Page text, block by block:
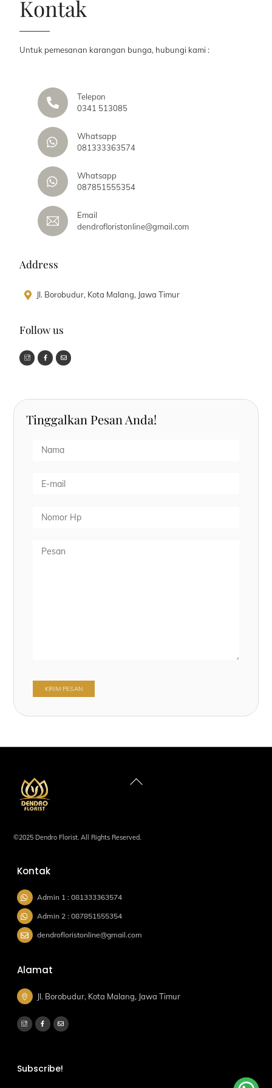
Kontak
Untuk pemesanan karangan bunga, hubungi kami :
Telepon
0341 513085
Whatsapp
081333363574
Whatsapp
087851555354
Email
dendrofloristonline@gmail.com
Address
Jl. Borobudur, Kota Malang, Jawa Timur
Follow us
Tinggalkan Pesan Anda!
Back
©2025 Dendro Florist. All Rights Reserved.
Kontak
Admin 1 : 081333363574
Admin 2 : 087851555354
dendrofloristonline@gmail.com
Alamat
Jl. Borobudur, Kota Malang, Jawa Timur
Subscribe!